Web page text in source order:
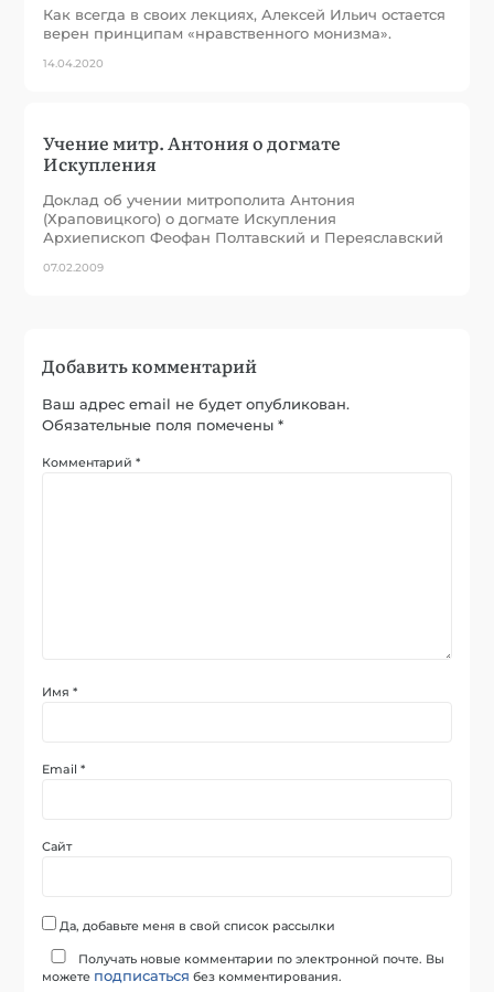
Как всегда в своих лекциях, Алексей Ильич остается
верен принципам «нравственного монизма».
14.04.2020
Учение митр. Антония о догмате
Искупления
Доклад об учении митрополита Антония
(Храповицкого) о догмате Искупления
Архиепископ Феофан Полтавский и Переяславский
07.02.2009
Добавить комментарий
Ваш адрес email не будет опубликован.
Обязательные поля помечены*
Комментарий*
Имя*
Email*
Сайт
Да, добавьте меня в свой список рассылки
Получать новые комментарии по электронной почте. Вы
можете подписаться без комментирования.